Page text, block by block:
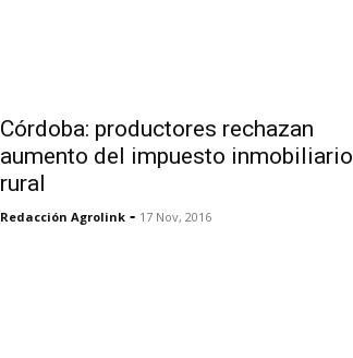
Córdoba: productores rechazan
aumento del impuesto inmobiliario
rural
Redacción Agrolink - 17 Nov, 2016